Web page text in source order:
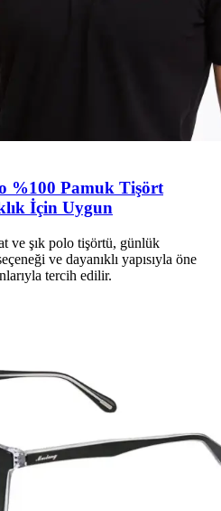
%100 Pamuk Tişört
İçin Uygun
ve şık polo tişörtü, günlük
ve dayanıklı yapısıyla öne
tercih edilir.